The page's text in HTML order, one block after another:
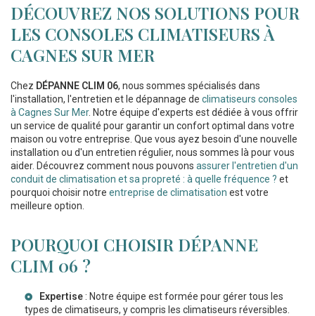
DÉCOUVREZ NOS SOLUTIONS POUR
LES CONSOLES CLIMATISEURS À
CAGNES SUR MER
Chez DÉPANNE CLIM 06, nous sommes spécialisés dans
l'installation, l'entretien et le dépannage de climatiseurs consoles
à Cagnes Sur Mer. Notre équipe d'experts est dédiée à vous offrir
un service de qualité pour garantir un confort optimal dans votre
maison ou votre entreprise. Que vous ayez besoin d'une nouvelle
installation ou d'un entretien régulier, nous sommes là pour vous
aider. Découvrez comment nous pouvons assurer l'entretien d'un
conduit de climatisation et sa propreté : à quelle fréquence ? et
pourquoi choisir notre entreprise de climatisation est votre
meilleure option.
POURQUOI CHOISIR DÉPANNE
CLIM 06 ?
Expertise : Notre équipe est formée pour gérer tous les
types de climatiseurs, y compris les climatiseurs réversibles